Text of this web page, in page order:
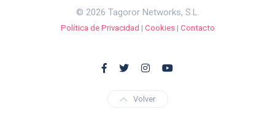
© 2026 Tagoror Networks, S.L.
Política de Privacidad | Cookies| Contacto
Volver